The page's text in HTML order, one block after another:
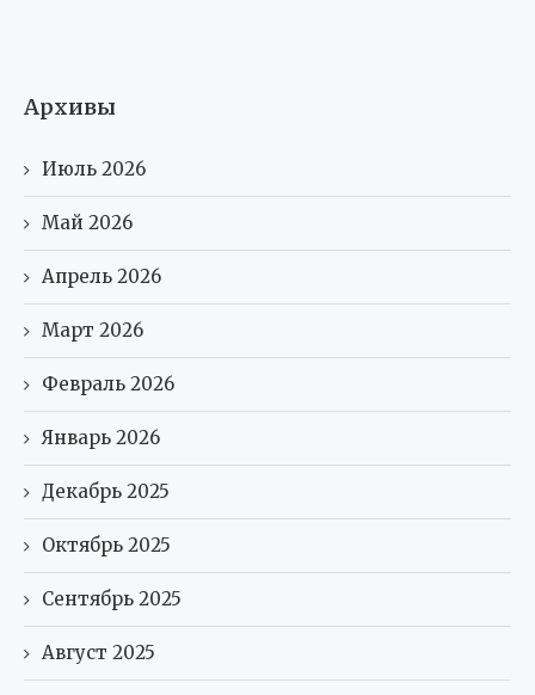
Архивы
Июль 2026
Май 2026
Апрель 2026
Март 2026
Февраль 2026
Январь 2026
Декабрь 2025
Октябрь 2025
Сентябрь 2025
Август 2025